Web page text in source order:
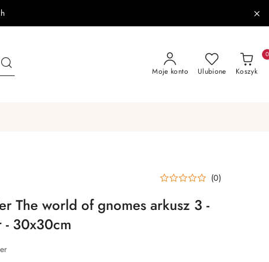
Moje konto Ulubione Koszyk
0
(0)
The world of gnomes arkusz 3 -
- 30x30cm